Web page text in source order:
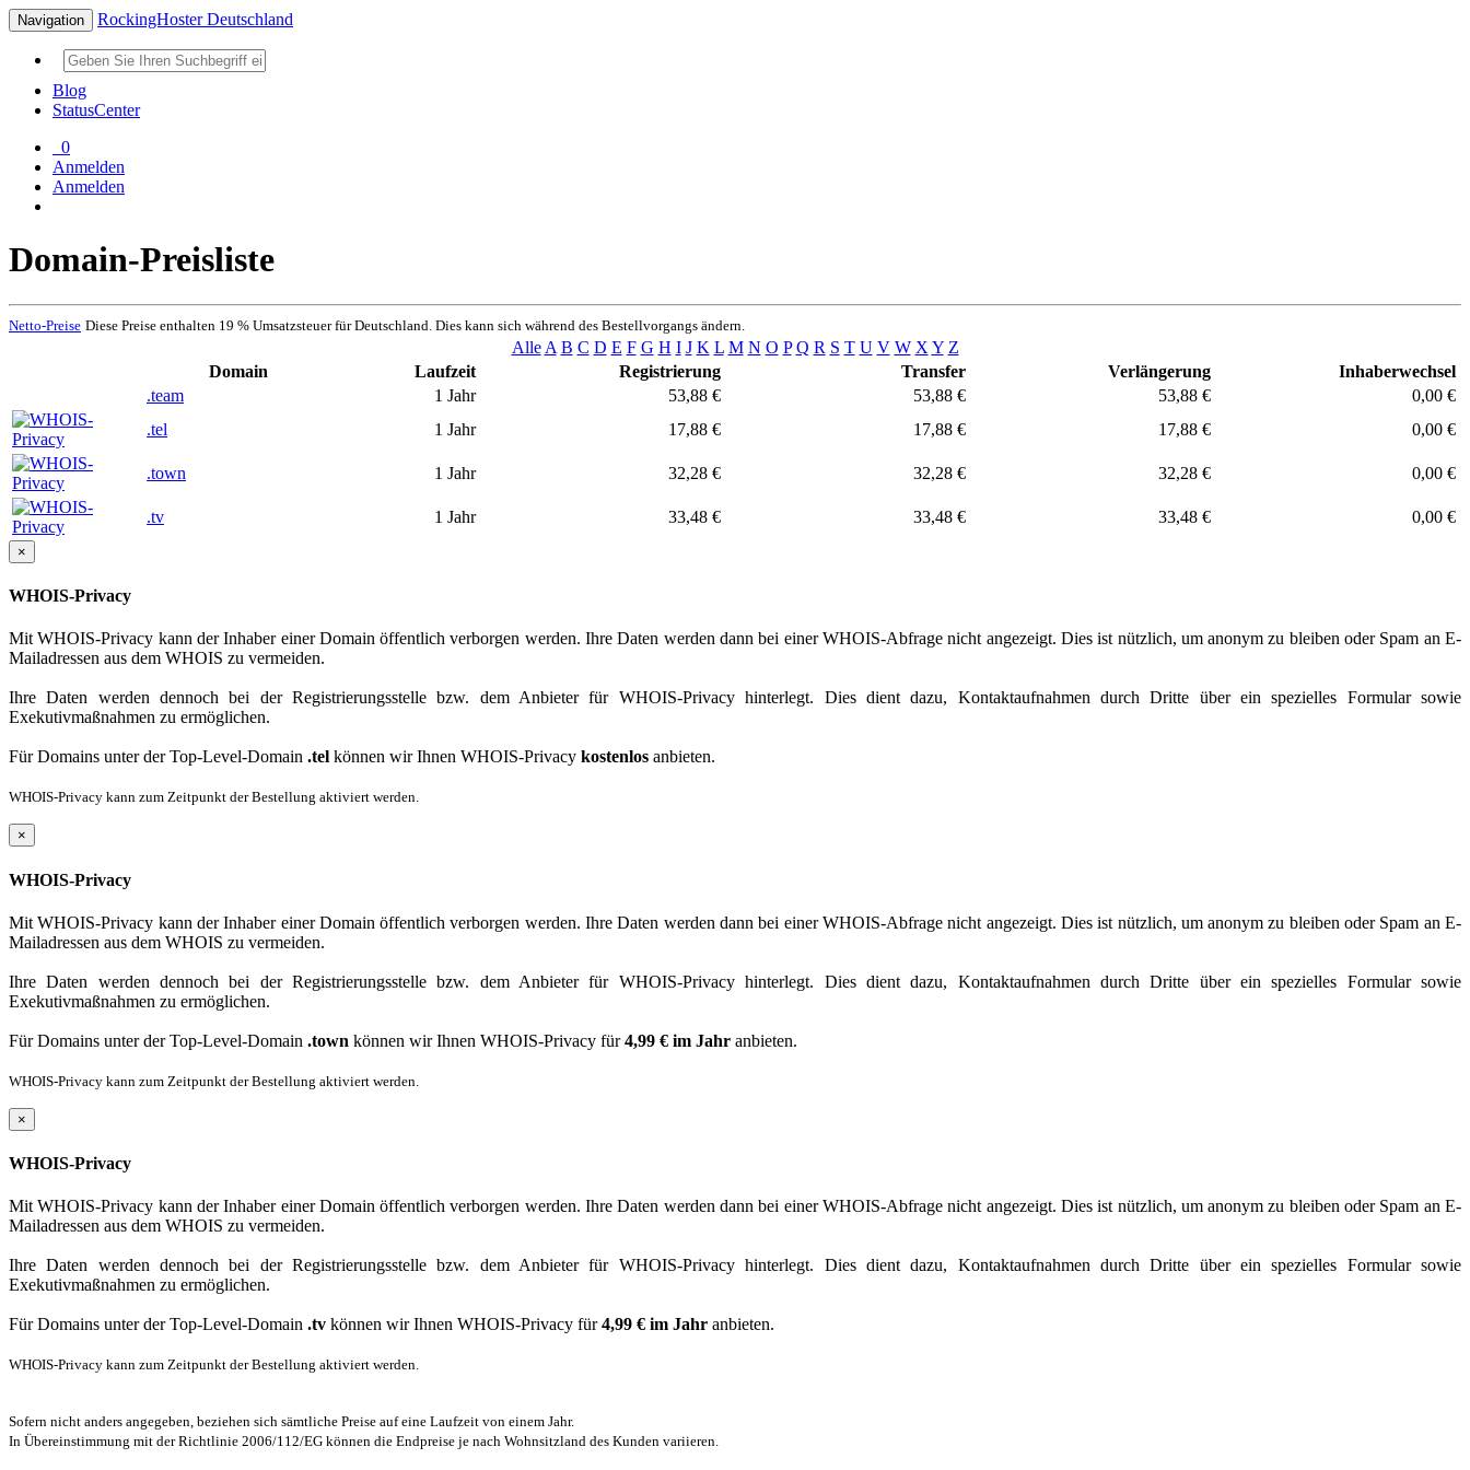
Navigation RockingHoster Deutschland
Blog
StatusCenter
0
Anmelden
Anmelden
Domain-Preisliste
Netto-Preise Diese Preise enthalten 19 % Umsatzsteuer für Deutschland. Dies kann sich während des Bestellvorgangs ändern.
Alle A B C D E F G H I J K L M N O P Q R S T U V W X Y Z
Domain
Laufzeit Registrierung Transfer Verlängerung
Inhaberwechsel
.team
1 Jahr 53,88 € 53,88 € 53,88 €
0,00 €
.tel
1 Jahr 17,88 € 17,88 € 17,88 € 0,00 €
.town 1 Jahr 32,28 € 32,28 € 32,28 € 0,00 €
.tv 1 Jahr 33,48 € 33,48 € 33,48 € 0,00 €
×
WHOIS-Privacy
Mit WHOIS-Privacy kann der Inhaber einer Domain öffentlich verborgen werden. Ihre Daten werden dann bei einer WHOIS-Abfrage nicht angezeigt. Dies ist nützlich, um anonym zu bleiben oder Spam an E-
Mailadressen aus dem WHOIS zu vermeiden.
Ihre Daten werden dennoch bei der Registrierungsstelle bzw. dem Anbieter für WHOIS-Privacy hinterlegt. Dies dient dazu, Kontaktaufnahmen durch Dritte über ein spezielles Formular sowie
Exekutivmaßnahmen zu ermöglichen.
Für Domains unter der Top-Level-Domain .tel können wir Ihnen WHOIS-Privacy kostenlos anbieten.
WHOIS-Privacy kann zum Zeitpunkt der Bestellung aktiviert werden.
×
WHOIS-Privacy
Mit WHOIS-Privacy kann der Inhaber einer Domain öffentlich verborgen werden. Ihre Daten werden dann bei einer WHOIS-Abfrage nicht angezeigt. Dies ist nützlich, um anonym zu bleiben oder Spam an E-
Mailadressen aus dem WHOIS zu vermeiden.
Ihre Daten werden dennoch bei der Registrierungsstelle bzw. dem Anbieter für WHOIS-Privacy hinterlegt. Dies dient dazu, Kontaktaufnahmen durch Dritte über ein spezielles Formular sowie
Exekutivmaßnahmen zu ermöglichen.
Für Domains unter der Top-Level-Domain .town können wir Ihnen WHOIS-Privacy für4,99 € im Jahr anbieten.
WHOIS-Privacy kann zum Zeitpunkt der Bestellung aktiviert werden.
×
WHOIS-Privacy
Mit WHOIS-Privacy kann der Inhaber einer Domain öffentlich verborgen werden. Ihre Daten werden dann bei einer WHOIS-Abfrage nicht angezeigt. Dies ist nützlich, um anonym zu bleiben oder Spam an E-
Mailadressen aus dem WHOIS zu vermeiden.
Ihre Daten werden dennoch bei der Registrierungsstelle bzw. dem Anbieter für WHOIS-Privacy hinterlegt. Dies dient dazu, Kontaktaufnahmen durch Dritte über ein spezielles Formular sowie
Exekutivmaßnahmen zu ermöglichen.
Für Domains unter der Top-Level-Domain .tv können wir Ihnen WHOIS-Privacy für4,99 € im Jahr anbieten.
WHOIS-Privacy kann zum Zeitpunkt der Bestellung aktiviert werden.
Sofern nicht anders angegeben, beziehen sich sämtliche Preise auf eine Laufzeit von einem Jahr.
In Übereinstimmung mit der Richtlinie 2006/112/EG können die Endpreise je nach Wohnsitzland des Kunden variieren.